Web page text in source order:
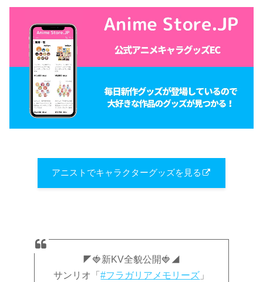
アニストでキャラクターグッズを見る
◤🍓新KV全貌公開🍓◢
サンリオ「#フラガリアメモリーズ 」